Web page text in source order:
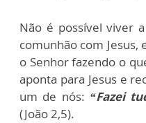
Não é possível viver
comunhão com Jesus,
o Senhor fazendo o
aponta para Jesus e
um de nós: “Fazei
(João 2,5).